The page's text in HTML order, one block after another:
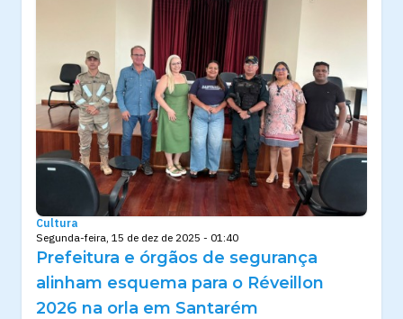
Cultura
Segunda-feira, 15 de dez de 2025 - 01:40
Prefeitura e órgãos de segurança
alinham esquema para o Réveillon
2026 na orla em Santarém